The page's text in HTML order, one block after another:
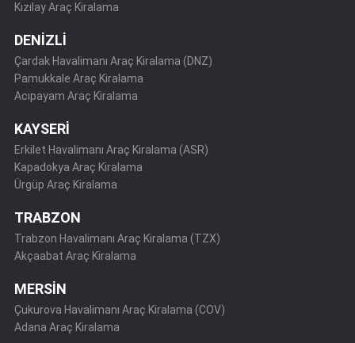
Kızılay Araç Kiralama
DENİZLİ
Çardak Havalimanı Araç Kiralama (DNZ)
Pamukkale Araç Kiralama
Acıpayam Araç Kiralama
KAYSERİ
Erkilet Havalimanı Araç Kiralama (ASR)
Kapadokya Araç Kiralama
Ürgüp Araç Kiralama
TRABZON
Trabzon Havalimanı Araç Kiralama (TZX)
Akçaabat Araç Kiralama
MERSİN
Çukurova Havalimanı Araç Kiralama (COV)
Adana Araç Kiralama